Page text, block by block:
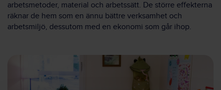
arbetsmetoder, material och arbetssätt. De större effekterna
räknar de hem som en ännu bättre verksamhet och
arbetsmiljö, dessutom med en ekonomi som går ihop.